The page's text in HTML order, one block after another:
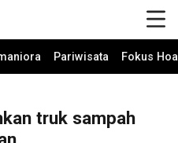
Pariwisata Fokus
truk sampah